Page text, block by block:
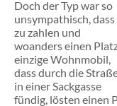
Doch der Typ war so
unsympathisch,
zu zahlen und
woanders einen
einzige Wohnmobil,
dass durch die
in einer Sackgasse
fündig, lösten einen